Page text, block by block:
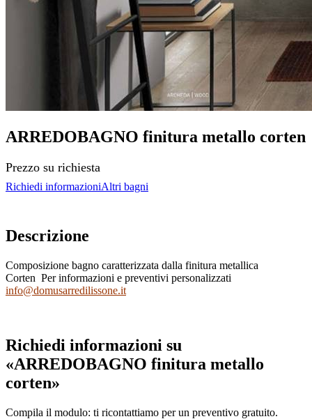
ARREDOBAGNO finitura metallo corten
Prezzo su richiesta
Richiedi informazioniAltri bagni
Descrizione
Composizione bagno caratterizzata dalla finitura metallica
Corten Per informazioni e preventivi personalizzati
info@domusarredilissone.it
Richiedi informazioni su
«ARREDOBAGNO finitura metallo
corten»
Compila il modulo: ti ricontattiamo per un preventivo gratuito.